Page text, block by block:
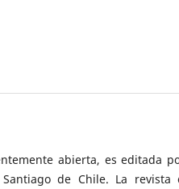
abierta, es editada
de Chile. La revista